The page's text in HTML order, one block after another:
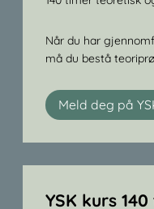
Når du har
må du bestå
Meld deg på
YSK kurs